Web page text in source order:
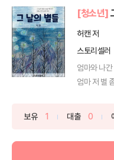
[청소년]
허캔 저
스토리셀러
엄마와 나
엄마 저 별
보유 1 대출 0